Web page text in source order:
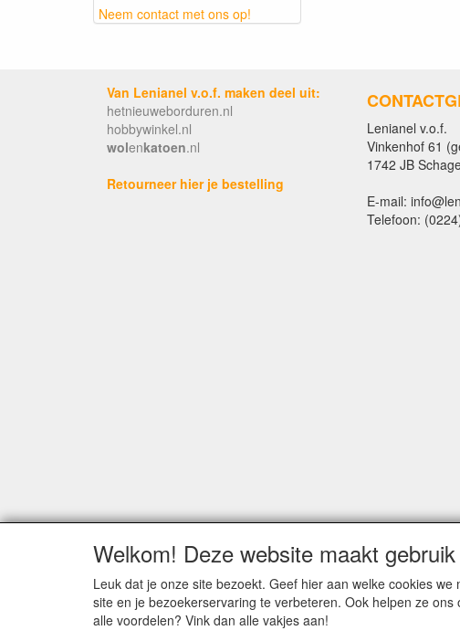
Neem contact met ons op!
Van Lenianel v.o.f. maken deel uit:
hetnieuweborduren.nl
hobbywinkel.nl
wolenkatoen.nl
Retourneer hier je bestelling
Lenianel v.o.f.
Vinkenhof 61
1742 JB
E-mail:
Telefoon:
Welkom! Deze website maakt
Leuk dat je onze site bezoekt. Geef hier aan welke cookies
site en je bezoekerservaring te verbeteren. Ook helpen ze
alle voordelen? Vink dan alle vakjes aan!